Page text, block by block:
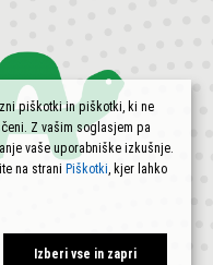
piškotki in piškotki, ki ne
Z vašim soglasjem pa
vaše uporabniške izkušnje.
na strani Piškotki, kjer lahko
Izberi vse in zapri